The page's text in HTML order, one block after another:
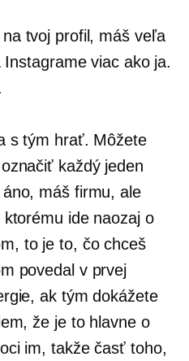
tvoj profil, máš veľa
viac ako ja.
s tým hrať. Môžete
každý jeden
máš firmu, ale
ide naozaj o
to je to, čo chceš
povedal v prvej
ak tým dokážete
že je to hlavne o
im, takže časť toho,